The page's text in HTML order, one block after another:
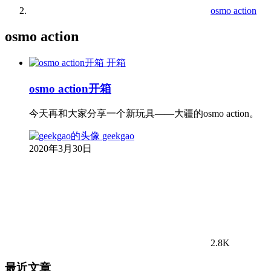
osmo action
osmo action
开箱
osmo action开箱
今天再和大家分享一个新玩具——大疆的osmo action。
geekgao
2020年3月30日
2.8K
最近文章